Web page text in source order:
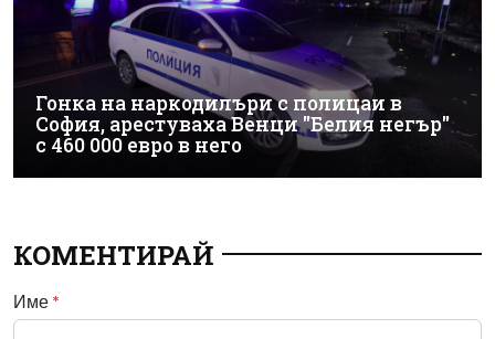
Гонка на наркодилъри с полицаи в
София, арестуваха Венци "Белия негър"
с 460 000 евро в него
КОМЕНТИРАЙ
Име *